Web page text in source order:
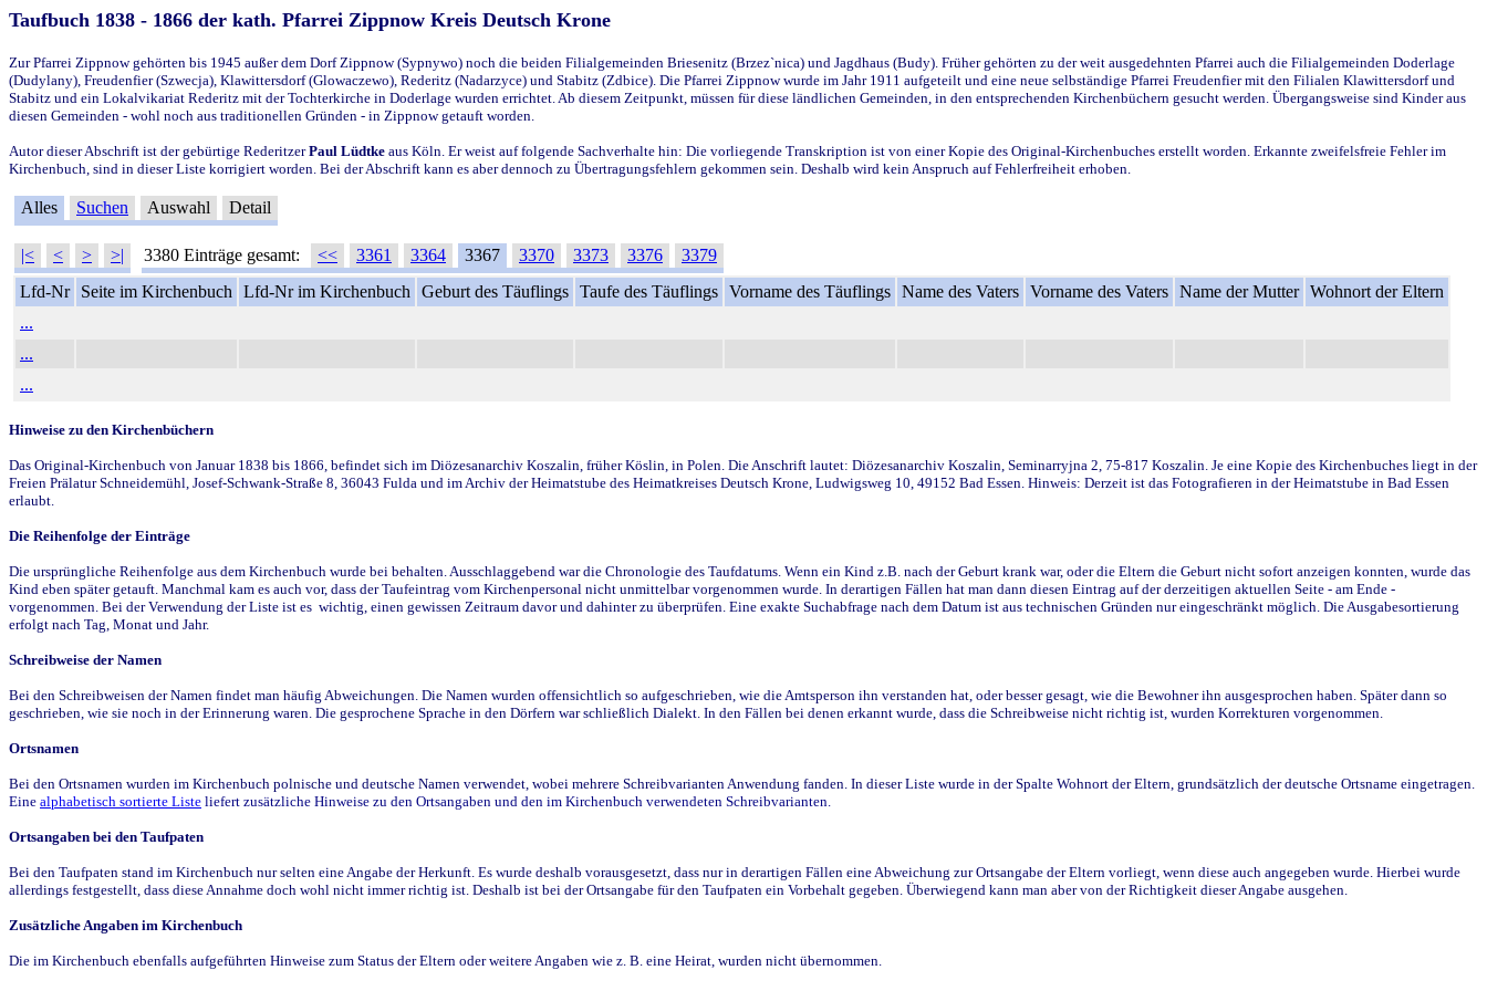
Taufbuch 1838 - 1866 der kath. Pfarrei Zippnow Kreis Deutsch Krone
Zur Pfarrei Zippnow gehörten bis 1945 außer dem Dorf Zippnow (Sypnywo) noch die beiden Filialgemeinden Briesenitz (Brzez`nica) und Jagdhaus (Budy). Früher gehörten zu der weit ausgedehnten Pfarrei auch die Filialgemeinden Doderlage
(Dudylany), Freudenfier (Szwecja), Klawittersdorf (Glowaczewo), Rederitz (Nadarzyce) und Stabitz (Zdbice). Die Pfarrei Zippnow wurde im Jahr 1911 aufgeteilt und eine neue selbständige Pfarrei Freudenfier mit den Filialen Klawittersdorf und
Stabitz und ein Lokalvikariat Rederitz mit der Tochterkirche in Doderlage wurden errichtet. Ab diesem Zeitpunkt, müssen für diese ländlichen Gemeinden, in den entsprechenden Kirchenbüchern gesucht werden. Übergangsweise sind Kinder aus
diesen Gemeinden - wohl noch aus traditionellen Gründen - in Zippnow getauft worden.
Autor dieser Abschrift ist der gebürtige RederitzerPaul Lüdtke aus Köln. Er weist auf folgende Sachverhalte hin: Die vorliegende Transkription ist von einer Kopie des Original-Kirchenbuches erstellt worden. Erkannte zweifelsfreie Fehler im
Kirchenbuch, sind in dieser Liste korrigiert worden. Bei der Abschrift kann es aber dennoch zu Übertragungsfehlern gekommen sein. Deshalb wird kein Anspruch auf Fehlerfreiheit erhoben.
Alles Suchen Auswahl Detail
|< < > >| 3380 Einträge gesamt: << 3361 3364 3367 3370 3373 3376
3379
Lfd-Nr
Seite im Kirchenbuch Lfd-Nr im Kirchenbuch Geburt des Täuflings Taufe des Täuflings Vorname des Täuflings Name des Vaters Vorname des Vaters Name der Mutter Wohnort der Eltern
...
...
...
Hinweise zu den Kirchenbüchern
Das Original-Kirchenbuch von Januar 1838 bis 1866, befindet sich im Diözesanarchiv Koszalin, früher Köslin, in Polen. Die Anschrift lautet: Diözesanarchiv Koszalin, Seminarryjna 2, 75-817 Koszalin. Je eine Kopie des Kirchenbuches liegt in der
Freien Prälatur Schneidemühl, Josef-Schwank-Straße 8, 36043 Fulda und im Archiv der Heimatstube des Heimatkreises Deutsch Krone, Ludwigsweg 10, 49152 Bad Essen. Hinweis: Derzeit ist das Fotografieren in der Heimatstube in Bad Essen
erlaubt.
Die Reihenfolge der Einträge
Die ursprüngliche Reihenfolge aus dem Kirchenbuch wurde bei behalten. Ausschlaggebend war die Chronologie des Taufdatums. Wenn ein Kind z.B. nach der Geburt krank war, oder die Eltern die Geburt nicht sofort anzeigen konnten, wurde das
Kind eben später getauft. Manchmal kam es auch vor, dass der Taufeintrag vom Kirchenpersonal nicht unmittelbar vorgenommen wurde. In derartigen Fällen hat man dann diesen Eintrag auf der derzeitigen aktuellen Seite - am Ende -
vorgenommen. Bei der Verwendung der Liste ist es wichtig, einen gewissen Zeitraum davor und dahinter zu überprüfen. Eine exakte Suchabfrage nach dem Datum ist aus technischen Gründen nur eingeschränkt möglich. Die Ausgabesortierung
erfolgt nach Tag, Monat und Jahr.
Schreibweise der Namen
Bei den Schreibweisen der Namen findet man häufig Abweichungen. Die Namen wurden offensichtlich so aufgeschrieben, wie die Amtsperson ihn verstanden hat, oder besser gesagt, wie die Bewohner ihn ausgesprochen haben. Später dann so
geschrieben, wie sie noch in der Erinnerung waren. Die gesprochene Sprache in den Dörfern war schließlich Dialekt. In den Fällen bei denen erkannt wurde, dass die Schreibweise nicht richtig ist, wurden Korrekturen vorgenommen.
Ortsnamen
Bei den Ortsnamen wurden im Kirchenbuch polnische und deutsche Namen verwendet, wobei mehrere Schreibvarianten Anwendung fanden. In dieser Liste wurde in der Spalte Wohnort der Eltern, grundsätzlich der deutsche Ortsname eingetragen.
Eine alphabetisch sortierte Liste liefert zusätzliche Hinweise zu den Ortsangaben und den im Kirchenbuch verwendeten Schreibvarianten.
Ortsangaben bei den Taufpaten
Bei den Taufpaten stand im Kirchenbuch nur selten eine Angabe der Herkunft. Es wurde deshalb vorausgesetzt, dass nur in derartigen Fällen eine Abweichung zur Ortsangabe der Eltern vorliegt, wenn diese auch angegeben wurde. Hierbei wurde
allerdings festgestellt, dass diese Annahme doch wohl nicht immer richtig ist. Deshalb ist bei der Ortsangabe für den Taufpaten ein Vorbehalt gegeben. Überwiegend kann man aber von der Richtigkeit dieser Angabe ausgehen.
Zusätzliche Angaben im Kirchenbuch
Die im Kirchenbuch ebenfalls aufgeführten Hinweise zum Status der Eltern oder weitere Angaben wie z. B. eine Heirat, wurden nicht übernommen.